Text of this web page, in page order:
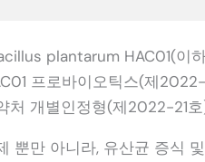
plantarum HAC01(이
프로바이오틱스(제
처 개별인정형(제2022-21
뿐만 아니라, 유산균 증식